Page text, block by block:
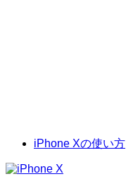
iPhone Xの使い方